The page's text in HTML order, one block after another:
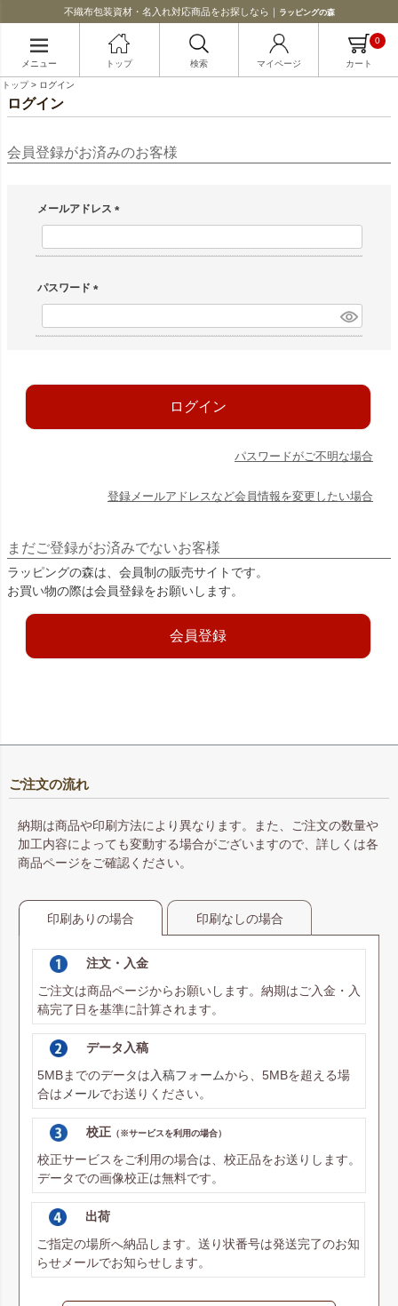
不織布包装資材・名入れ対応商品をお探しなら｜ ラッピングの森
メニュー トップ 検索 マイページ カート
0
トップ ログイン
ログイン
会員登録がお済みのお客様
メールアドレス
(必須)
パスワード
(必須)
ログイン
パスワードがご不明な場合
登録メールアドレスなど会員情報を変更したい場合
まだご登録がお済みでないお客様
ラッピングの森は、会員制の販売サイトです。
お買い物の際は会員登録をお願いします。
会員登録
ご注文の流れ
納期は商品や印刷方法により異なります。また、ご注文の数量や
加工内容によっても変動する場合がございますので、詳しくは各
商品ページをご確認ください。
印刷ありの場合 印刷なしの場合
注文・入金
ご注文は商品ページからお願いします。納期はご入金・入
稿完了日を基準に計算されます。
データ入稿
5MBまでのデータは 入稿フォームから、5MBを超える場
合は メールでお送りください。
校正 （※サービスを利用の場合）
校正サービスをご利用の場合は、校正品をお送りします。
データでの画像校正は無料です。
出荷
ご指定の場所へ納品します。送り状番号は発送完了のお知
らせメールでお知らせします。